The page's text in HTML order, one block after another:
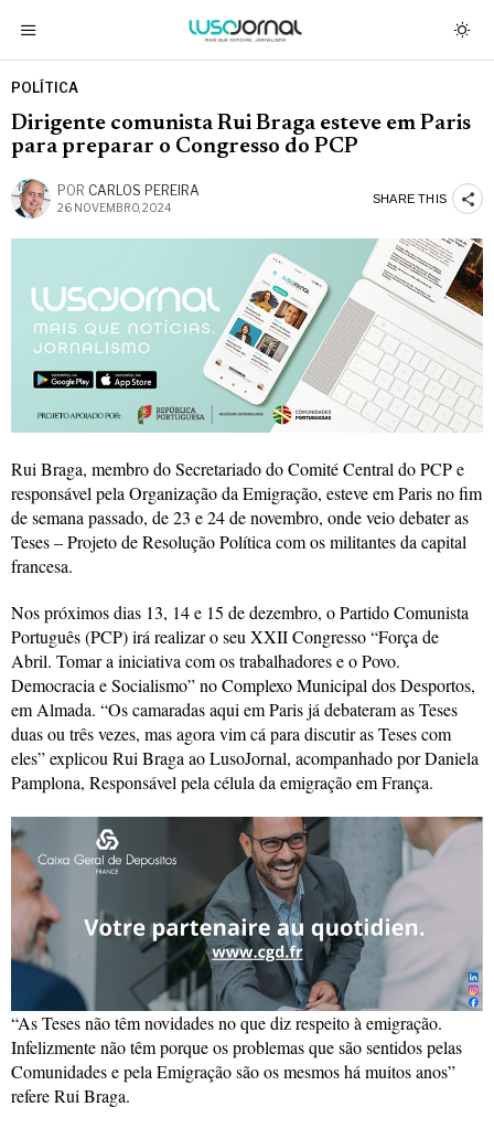
POLÍTICA
Dirigente comunista Rui Braga esteve em Paris
para preparar o Congresso do PCP
POR CARLOS PEREIRA
26 NOVEMBRO, 2024
SHARE THIS
Rui Braga, membro do Secretariado do Comité Central do PCP e
responsável pela Organização da Emigração, esteve em Paris no fim
de semana passado, de 23 e 24 de novembro, onde veio debater as
Teses – Projeto de Resolução Política com os militantes da capital
francesa.
Nos próximos dias 13, 14 e 15 de dezembro, o Partido Comunista
Português (PCP) irá realizar o seu XXII Congresso “Força de
Abril. Tomar a iniciativa com os trabalhadores e o Povo.
Democracia e Socialismo” no Complexo Municipal dos Desportos,
em Almada. “Os camaradas aqui em Paris já debateram as Teses
duas ou três vezes, mas agora vim cá para discutir as Teses com
eles” explicou Rui Braga ao LusoJornal, acompanhado por Daniela
Pamplona, Responsável pela célula da emigração em França.
“As Teses não têm novidades no que diz respeito à emigração.
Infelizmente não têm porque os problemas que são sentidos pelas
Comunidades e pela Emigração são os mesmos há muitos anos”
refere Rui Braga.